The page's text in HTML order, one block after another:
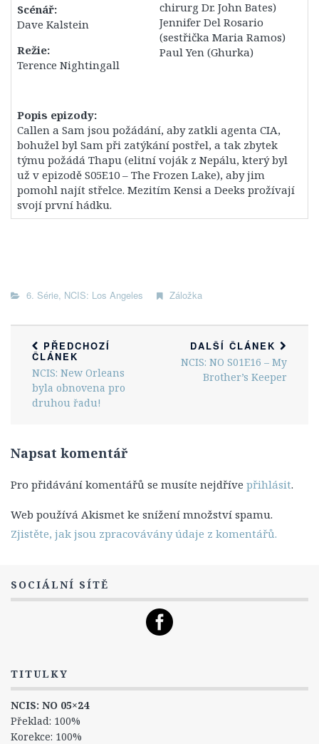
14. série
Postavy
Leroy Jethro Gibbs
Timothy McGee
Ziva Davidová
Abigail „Abby“ Sciutová
Eleanor „Ellie“ Bishopová
Donald „Ducky“ Mallard
Jennifer „Jenny“ Shepardová
Michael „Mike“ Franks
Lokace
Zajímavosti
Hlášky
NCIS: Los Angeles
1. Série
2. Série
4. Série
8. Série
Titulky
6. Série
Scénář:
Dave Kalstein
Režie:
Terence Nightingall
chirurg Dr. John Bates)
Jennifer Del Rosario
(sestřička Maria Ramos)
Paul Yen (Ghurka)
Popis epizody:
Callen a Sam jsou požádání, aby zatkli agenta CIA,
bohužel byl Sam při zatýkání postřel, a tak zbytek
týmu požádá Thapu (elitní voják z Nepálu, který byl
už v epizodě S05E10 – The Frozen Lake), aby jim
pomohl najít střelce. Mezitím Kensi a Deeks prožívají
svojí první hádku.
6. Série, NCIS: Los Angeles Záložka
PŘEDCHOZÍ
ČLÁNEK
NCIS: New Orleans
byla obnovena pro
druhou řadu!
DALŠÍ ČLÁNEK
NCIS: NO S01E16 – My
Brother’s Keeper
Napsat komentář
Pro přidávání komentářů se musíte nejdříve přihlásit.
Web používá Akismet ke snížení množství spamu.
Zjistěte, jak jsou zpracovávány údaje z komentářů.
SOCIÁLNÍ SÍTĚ
TITULKY
NCIS: NO 05×24
Překlad: 100%
Korekce: 100%